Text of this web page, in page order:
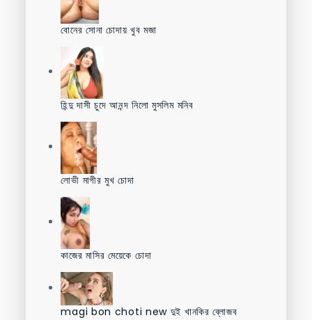
বোনের সোনা চোদায় খুব মজা
হিন্দু দাসী চুদে আনন্দ নিলো মুসলিম মনিব
লোভী মাগীর মুখ চোদা
কাজের মাসির মেয়েকে চোদা
magi bon choti new দুই খানকির ব্লোজব